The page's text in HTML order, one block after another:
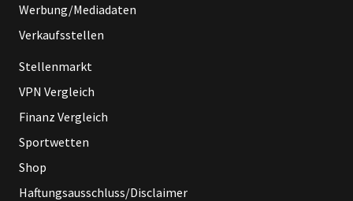
Werbung/Mediadaten
Verkaufsstellen
Stellenmarkt
VPN Vergleich
Finanz Vergleich
Sportwetten
Shop
Haftungsausschluss/Disclaimer